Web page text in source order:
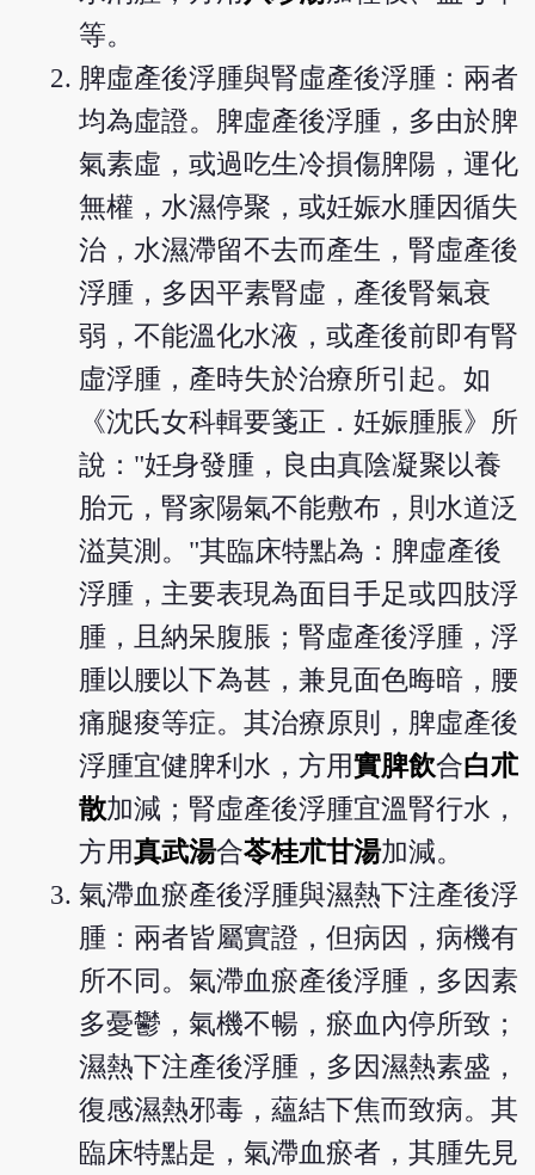
等。
脾虛產後浮腫與腎虛產後浮腫：兩者
均為虛證。脾虛產後浮腫，多由於脾
氣素虛，或過吃生冷損傷脾陽，運化
無權，水濕停聚，或妊娠水腫因循失
治，水濕滯留不去而產生，腎虛產後
浮腫，多因平素腎虛，產後腎氣衰
弱，不能溫化水液，或產後前即有腎
虛浮腫，產時失於治療所引起。如
《沈氏女科輯要箋正．妊娠腫脹》所
說："妊身發腫，良由真陰凝聚以養
胎元，腎家陽氣不能敷布，則水道泛
溢莫測。"其臨床特點為：脾虛產後
浮腫，主要表現為面目手足或四肢浮
腫，且納呆腹脹；腎虛產後浮腫，浮
腫以腰以下為甚，兼見面色晦暗，腰
痛腿痠等症。其治療原則，脾虛產後
浮腫宜健脾利水，方用實脾飲合白朮
散加減；腎虛產後浮腫宜溫腎行水，
方用真武湯合苓桂朮甘湯加減。
氣滯血瘀產後浮腫與濕熱下注產後浮
腫：兩者皆屬實證，但病因，病機有
所不同。氣滯血瘀產後浮腫，多因素
多憂鬱，氣機不暢，瘀血內停所致；
濕熱下注產後浮腫，多因濕熱素盛，
復感濕熱邪毒，蘊結下焦而致病。其
臨床特點是，氣滯血瘀者，其腫先見